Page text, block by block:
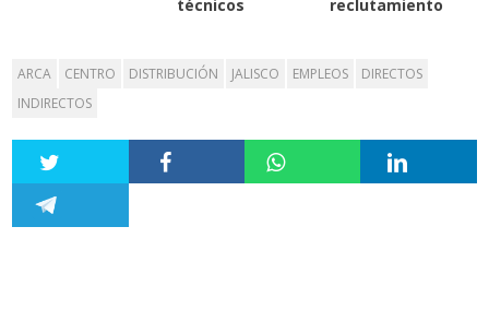
técnicos
reclutamiento
ARCA CENTRO DISTRIBUCIÓN JALISCO EMPLEOS
DIRECTOS
INDIRECTOS